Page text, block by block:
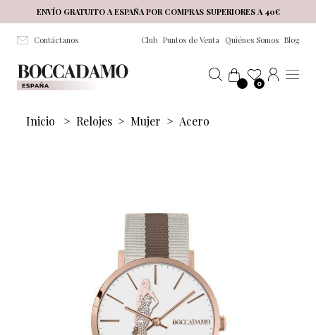
Salta al contenuto principale
ENVÍO GRATUITO A ESPAÑA POR COMPRAS SUPERIORES A 40€
Contáctanos Club Puntos de Venta Quiénes Somos Blog
0
Inicio > Relojes > Mujer > Acero